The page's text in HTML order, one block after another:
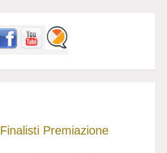
Finalisti Premiazione